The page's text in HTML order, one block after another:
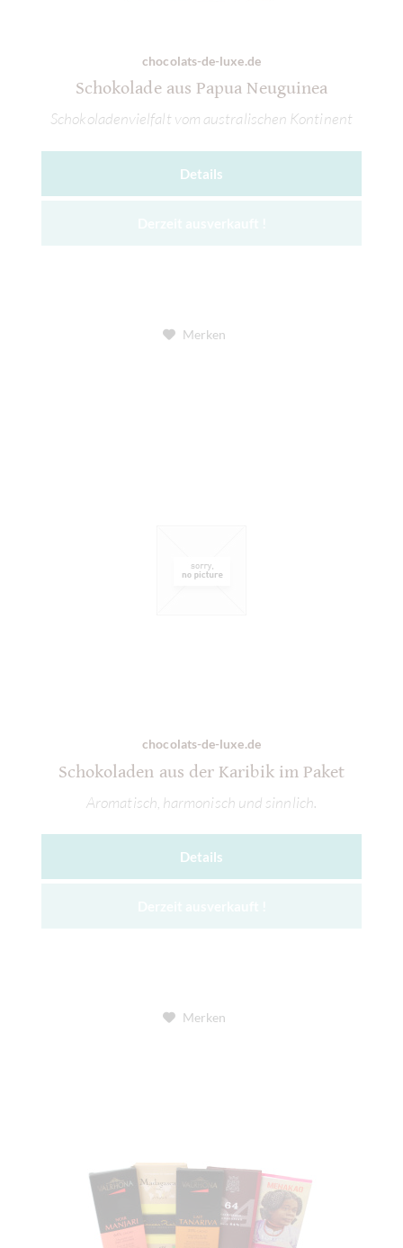
chocolats-de-luxe.de
Schokolade aus Papua Neuguinea
Schokoladenvielfalt vom australischen Kontinent
Details
Merken
chocolats-de-luxe.de
Schokoladen aus der Karibik im Paket
Aromatisch, harmonisch und sinnlich.
Details
Merken